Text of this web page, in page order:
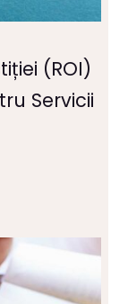
(ROI)
Servicii